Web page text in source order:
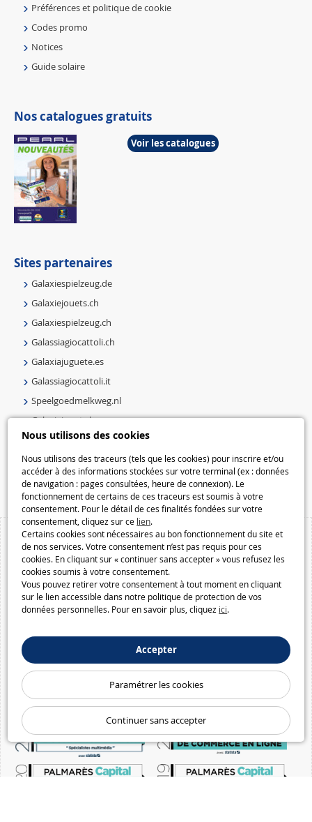
Nous utilisons des cookies
Nous utilisons des traceurs (tels que les cookies) pour inscrire et/ou
accéder à des informations stockées sur votre terminal (ex : données
de navigation : pages consultées, heure de connexion). Le
fonctionnement de certains de ces traceurs est soumis à votre
consentement. Pour le détail de ces finalités fondées sur votre
consentement, cliquez sur ce lien.
Certains cookies sont nécessaires au bon fonctionnement du site et
de nos services. Votre consentement n’est pas requis pour ces
cookies. En cliquant sur « continuer sans accepter » vous refusez les
cookies soumis à votre consentement.
Vous pouvez retirer votre consentement à tout moment en cliquant
sur le lien accessible dans notre politique de protection de vos
données personnelles. Pour en savoir plus, cliquez ici.
Accepter
Paramétrer les cookies
Continuer sans accepter
Préférences et politique de cookie
Codes promo
Notices
Guide solaire
Nos catalogues gratuits
Voir les catalogues
Sites partenaires
Galaxiespielzeug.de
Galaxiejouets.ch
Galaxiespielzeug.ch
Galassiagiocattoli.ch
Galaxiajuguete.es
Galassiagiocattoli.it
Speelgoedmelkweg.nl
Galaxiejouets.be
Galaxiespielzeug.be
Speelgoedmelkweg.be
Macway.com